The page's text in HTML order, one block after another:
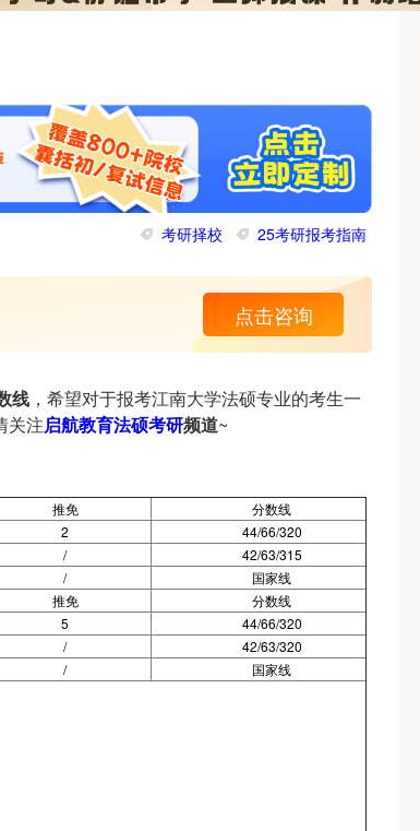
考研择校 25考研报考指南
点击咨询
线 ，希望对于报考江南大学法硕专业的考生一
关注启航教育法硕考研频道~
推免
分数线
2
44/66/320
/
42/63/315
/ 国家线
推免
分数线
5
44/66/320
/
42/63/320
/ 国家线